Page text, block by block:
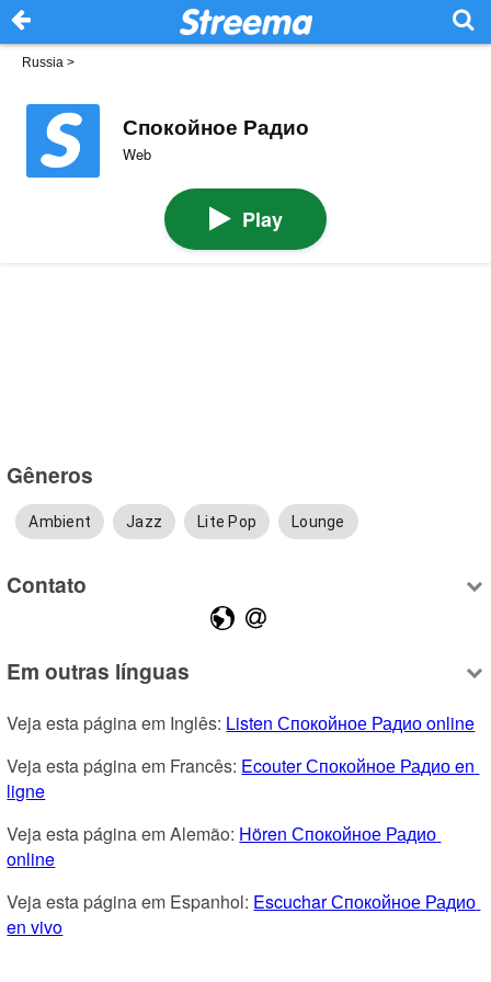
Russia >
Спокойное Радио
Web
Play
Gêneros
Ambient Jazz Lite Pop Lounge
Contato
Em outras línguas
Veja esta página em Inglês: Listen Спокойное Радио online
Veja esta página em Francês: Ecouter Спокойное Радио en
ligne
Veja esta página em Alemão: Hören Спокойное Радио
online
Veja esta página em Espanhol: Escuchar Спокойное Радио
en vivo